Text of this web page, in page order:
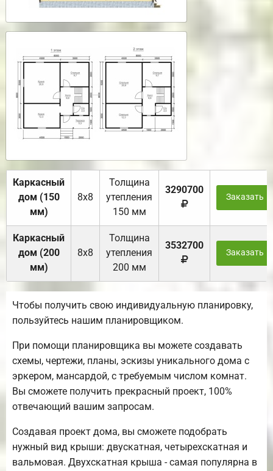
Каркасный
дом (150
мм)
8х8
Толщина
утепления
150 мм
3290700
Заказать
Каркасный
дом (200
мм)
8х8
Толщина
утепления
200 мм
3532700
Заказать
Чтобы получить свою индивидуальную планировку,
пользуйтесь нашим планировщиком.
При помощи планировщика вы можете создавать
схемы, чертежи, планы, эскизы уникального дома с
эркером, мансардой, с требуемым числом комнат.
Вы сможете получить прекрасный проект, 100%
отвечающий вашим запросам.
Создавая проект дома, вы сможете подобрать
нужный вид крыши: двускатная, четырехскатная и
вальмовая. Двухскатная крыша - самая популярна в